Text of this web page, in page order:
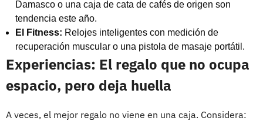
Damasco o una caja de cata de cafés de origen son
tendencia este año.
El Fitness: Relojes inteligentes con medición de
recuperación muscular o una pistola de masaje portátil.
Experiencias: El regalo que no ocupa
espacio, pero deja huella
A veces, el mejor regalo no viene en una caja. Considera: